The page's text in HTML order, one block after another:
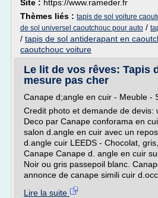
Site : https://www.rameder.fr
Thèmes liés : tapis de sol voiture
de sol universel caoutchouc pour auto /
/ tapis de sol antiderapant en
caoutchouc voiture
Le lit de vos rêves: Tapis
mesure pas cher
Canape d;angle en cuir - Meuble -
Credit photo et demande de devis:
Deco par Canape conforama en
salon d.angle en cuir avec un
d.angle cuir LEEDS - Chocolat,
Canape Canape d. angle en cuir
Noir ou gris passepoil blanc.
annonce de canape simili cuir
Lire la suite